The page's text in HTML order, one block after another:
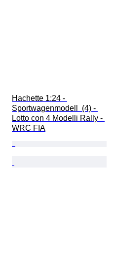
Hachette 1:24 -
Sportwagenmodell  (4) -
Lotto con 4 Modelli Rally -
WRC FIA